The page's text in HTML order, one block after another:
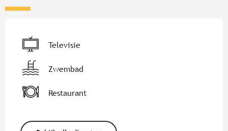
Televisie
Zwembad
Restaurant